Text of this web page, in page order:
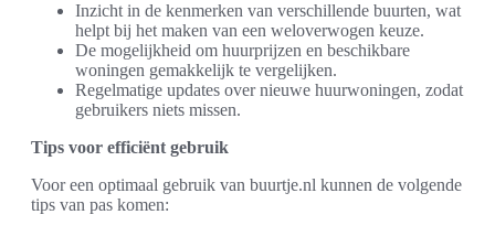
Inzicht in de kenmerken van verschillende buurten, wat
helpt bij het maken van een weloverwogen keuze.
De mogelijkheid om huurprijzen en beschikbare
woningen gemakkelijk te vergelijken.
Regelmatige updates over nieuwe huurwoningen, zodat
gebruikers niets missen.
Tips voor efficiënt gebruik
Voor een optimaal gebruik van buurtje.nl kunnen de volgende
tips van pas komen: